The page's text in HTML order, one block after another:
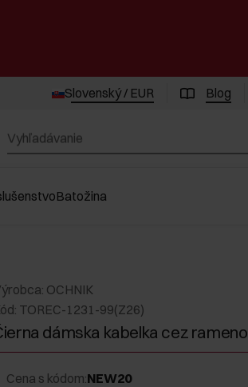
Slovenský / EUR Blog
Batožina
OCHNIK
TOREC-1231-99(Z26)
dámska kabelka cez rameno
Cena s kódom:NEW20